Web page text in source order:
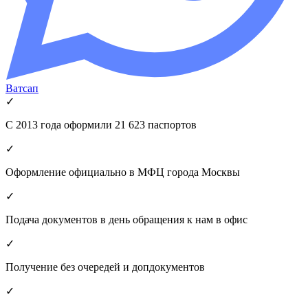
Ватсап
✓
С 2013 года оформили 21 623 паспортов
✓
Оформление официально в МФЦ города Москвы
✓
Подача документов в день обращения к нам в офис
✓
Получение без очередей и допдокументов
✓